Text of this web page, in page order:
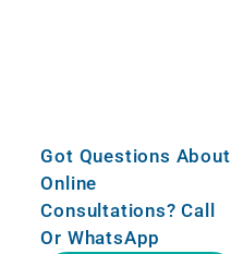
Got Questions About
Online
Consultations? Call
Or WhatsApp